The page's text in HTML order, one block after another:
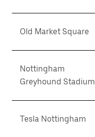
Old Market Square
Nottingham
Greyhound Stadium
Tesla Nottingham